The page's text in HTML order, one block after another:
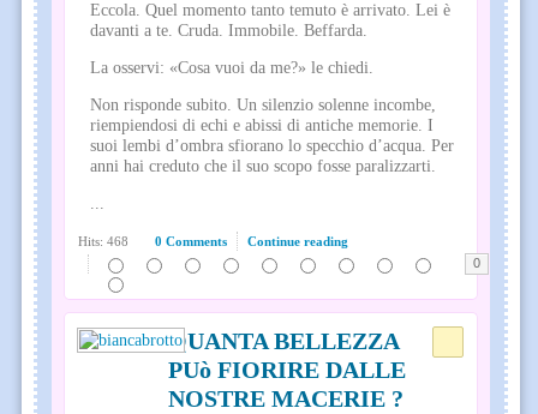
Eccola. Quel momento tanto temuto è arrivato. Lei è
davanti a te. Cruda. Immobile. Beffarda.
La osservi: «Cosa vuoi da me?» le chiedi.
Non risponde subito. Un silenzio solenne incombe,
riempiendosi di echi e abissi di antiche memorie. I
suoi lembi d’ombra sfiorano lo specchio d’acqua. Per
anni hai creduto che il suo scopo fosse paralizzarti.
...
0 Comments Continue reading
Hits: 468
0
QUANTA BELLEZZA
PUò FIORIRE DALLE
NOSTRE MACERIE ?